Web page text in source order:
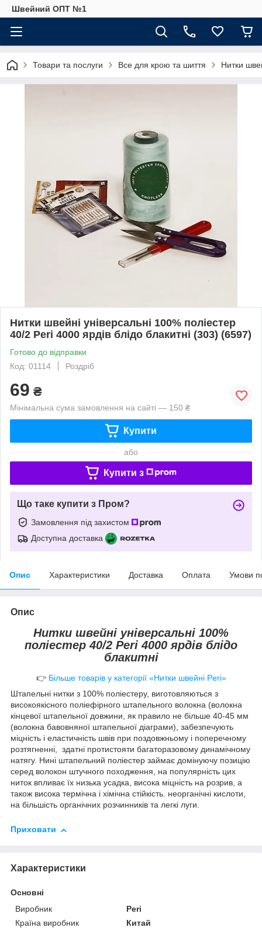
Швейний ОПТ №1
Товари та послуги Все для крою та шиття Нитки
Нитки швейні універсальні 100% поліестер
40/2 Peri 4000 ярдів блідо блакитні (303) (6597)
Готово до відправки
Код: 01114
Роздріб
69 ₴
Мінімальна сума замовлення на сайті — 150 ₴
Купити
або
Купити з
Що таке купити з Пром?
Замовлення під захистом
Доступна доставка
Опис Характеристики Доставка Оплата Умови
Опис
Нитки швейні універсальні 100%
поліестер 40/2 Peri 4000 ярдів блідо
блакитні
👉 Більше товарів у категорії «Нитки швейні Peri»
Штапельні нитки з 100% поліестеру, виготовляються з
високоякісного поліефірного штапельного волокна (волокна
кінцевої штапельної довжини, як правило не більше 40-45 мм
(волокна бавовняної штапельної діаграми), забезпечують
міцність і еластичність швів при поздовжньому і поперечному
розтягненні, здатні протистояти багаторазовому динамічному
натягу. Нині штапельний поліестер займає домінуючу позицію
серед волокон штучного походження, на популярність цих
ниток впливає їх низька усадка, висока міцність на розрив, а
також висока термічна і хімічна стійкість. неорганічні кислоти,
на більшість органічних розчинників та легкі луги.
Приховати
Характеристики
Основні
Виробник
Peri
Країна виробник
Китай